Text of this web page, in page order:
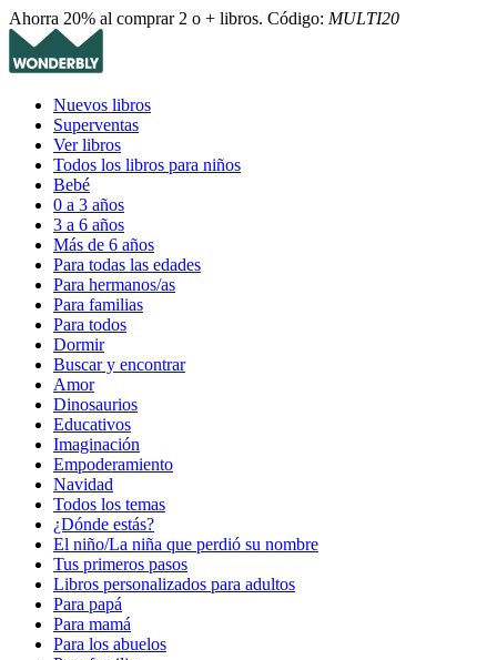
Ahorra 20% al comprar 2 o + libros. Código: MULTI20
Nuevos libros
Superventas
Ver libros
Todos los libros para niños
Bebé
0 a 3 años
3 a 6 años
Más de 6 años
Para todas las edades
Para hermanos/as
Para familias
Para todos
Dormir
Buscar y encontrar
Amor
Dinosaurios
Educativos
Imaginación
Empoderamiento
Navidad
Todos los temas
¿Dónde estás?
El niño/La niña que perdió su nombre
Tus primeros pasos
Libros personalizados para adultos
Para papá
Para mamá
Para los abuelos